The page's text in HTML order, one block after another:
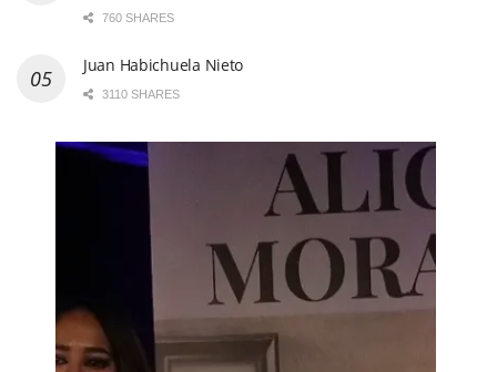
760 SHARES
Juan Habichuela Nieto
3110 SHARES